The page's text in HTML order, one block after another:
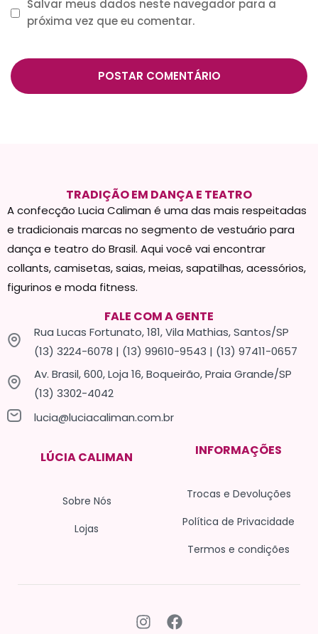
Salvar meus dados neste navegador para a
próxima vez que eu comentar.
TRADIÇÃO EM DANÇA E TEATRO
A confecção Lucia Caliman é uma das mais respeitadas
e tradicionais marcas no segmento de vestuário para
dança e teatro do Brasil. Aqui você vai encontrar
collants, camisetas, saias, meias, sapatilhas, acessórios,
figurinos e moda fitness.
FALE COM A GENTE
Rua Lucas Fortunato, 181, Vila Mathias, Santos/SP
(13) 3224-6078 | (13) 99610-9543 | (13) 97411-0657
Av. Brasil, 600, Loja 16, Boqueirão, Praia Grande/SP
(13) 3302-4042
lucia@luciacaliman.com.br
LÚCIA CALIMAN
Sobre Nós
Lojas
INFORMAÇÕES
Trocas e Devoluções
Política de Privacidade
Termos e condições